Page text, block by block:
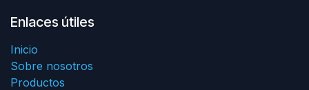
Enlaces útiles
Inicio
Sobre nosotros
Productos